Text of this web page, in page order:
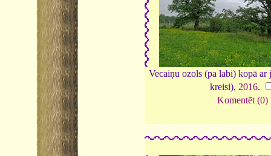
Vecaiņu ozols (pa labi) kopā ar
kreisi), 2016.
Komentēt (0)